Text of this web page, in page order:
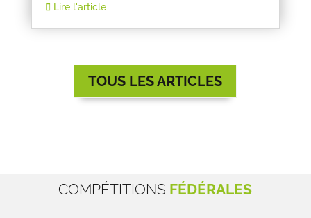
Lire l'article
TOUS LES ARTICLES
COMPÉTITIONS FÉDÉRALES